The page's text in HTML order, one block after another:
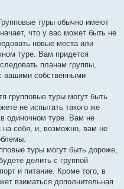
туры обычно имеют
что у вас может быть не
новые места или
туре. Вам придется
планам группы,
вашими собственными
групповые туры могут быть
не испытать такого же
в одиночном туре. Вам не
на себя, и, возможно, вам не
туры могут быть дороже,
делить с группой
и питание. Кроме того, в
взиматься дополнительная